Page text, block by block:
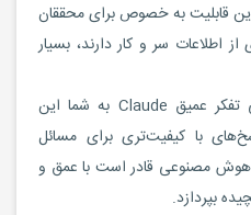
قابلیت به خصوص برای محققان
اطلاعات سر و کار دارند، بسیار
ویژگی تفکر عمیق Claude به شما این
با کیفیت‌تری برای مسائل
هوش مصنوعی قادر است با عمق و
بپردازد.